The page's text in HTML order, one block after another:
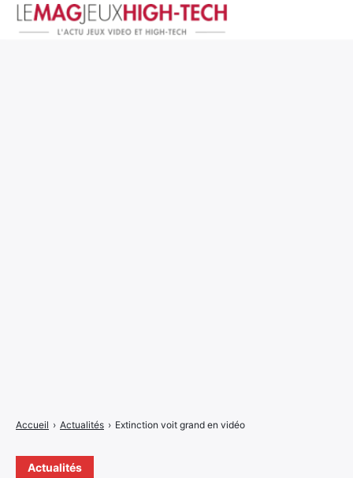
Actualités
Accueil › Actualités › Extinction voit grand en vidéo